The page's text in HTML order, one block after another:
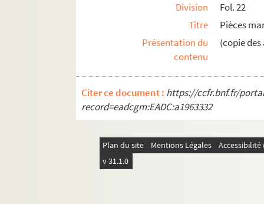
MS-2115. Petites fiches de bibliographie
Division
Fol. 22
Titre
Pièces
Présentation du
contenu
(copie
Citer ce document : https://ccfr.bnf.fr/
record=eadcgm:EADC:a1963332
Plan du site Mentions Légales
v 31.1.0